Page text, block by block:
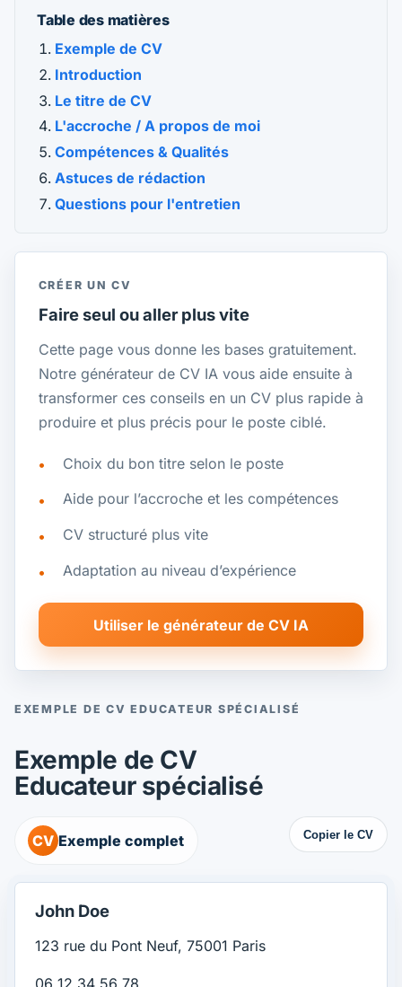
EXEMPLE DE CV EDUCATEUR SPÉCIALISÉ
Exemple de CV
Educateur spécialisé
CV Exemple complet Copier le CV
John Doe
123 rue du Pont Neuf, 75001 Paris
Table des matières
Exemple de CV
Introduction
Le titre de CV
L'accroche / A propos de moi
Compétences & Qualités
Astuces de rédaction
Questions pour l'entretien
CRÉER UN CV
Faire seul ou aller plus vite
Cette page vous donne les bases gratuitement.
Notre générateur de CV IA vous aide ensuite à
transformer ces conseils en un CV plus rapide à
produire et plus précis pour le poste ciblé.
Choix du bon titre selon le poste
Aide pour l’accroche et les compétences
CV structuré plus vite
Adaptation au niveau d’expérience
Utiliser le générateur de CV IA